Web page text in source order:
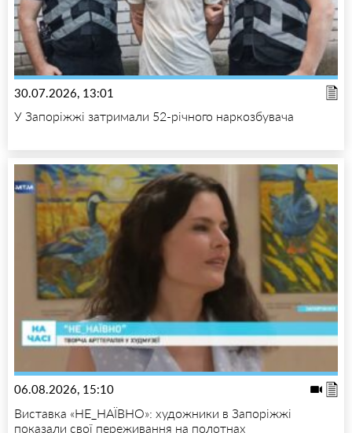
30.07.2026, 13:01
У Запоріжжі затримали 52-річного наркозбувача
06.08.2026, 15:10
Виставка «НЕ_НАЇВНО»: художники в Запоріжжі
показали свої переживання на полотнах